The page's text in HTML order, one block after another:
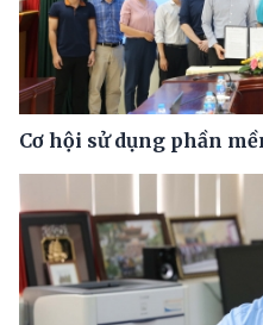
Cơ hội sử dụng phần